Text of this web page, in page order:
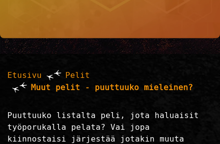
Etusivu
Pelit
Muut pelit - puuttuuko mieleinen?
Puuttuuko listalta peli, jota haluaisit
työporukalla pelata? Vai jopa
kiinnostaisi järjestää jotakin muuta